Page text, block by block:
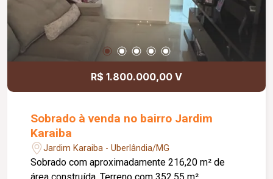
R$ 1.800.000,00 V
Sobrado à venda no bairro Jardim
Karaiba
Jardim Karaiba - Uberlândia/MG
Sobrado com aproximadamente 216,20 m² de